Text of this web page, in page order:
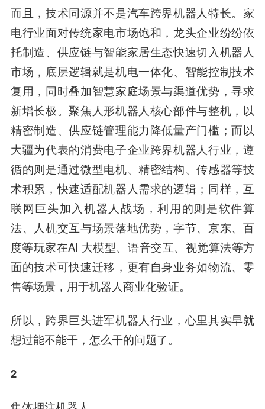
而且，技术同源并不是汽车跨界机器人特长。家
电行业面对传统家电市场饱和，龙头企业纷纷依
托制造、供应链与智能家居生态快速切入机器人
市场，底层逻辑就是机电一体化、智能控制技术
复用，同时叠加智慧家庭场景与渠道优势，寻求
新增长极。聚焦人形机器人核心部件与整机，以
精密制造、供应链管理能力降低量产门槛；而以
大疆为代表的消费电子企业跨界机器人行业，遵
循的则是通过微型电机、精密结构、传感器等技
术积累，快速适配机器人需求的逻辑；同样，互
联网巨头加入机器人战场，利用的则是软件算
法、人机交互与场景落地优势，字节、京东、百
度等玩家在AI 大模型、语音交互、视觉算法等方
面的技术可快速迁移，更有自身业务如物流、零
售等场景，用于机器人商业化验证。
所以，跨界巨头进军机器人行业，心里其实早就
想过能不能干，怎么干的问题了。
2